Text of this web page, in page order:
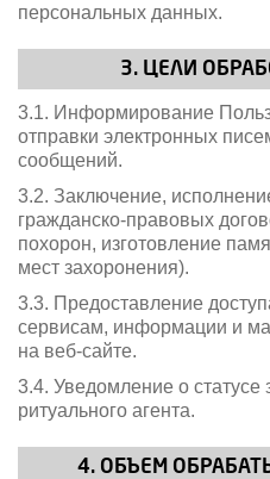
персональных данных.
3. ЦЕЛИ
3.1. Информирование
отправки электронных
сообщений.
3.2. Заключение,
гражданско-правовых
похорон, изготовление
мест захоронения).
3.3. Предоставление
сервисам, информации и
на веб-сайте.
3.4. Уведомление о статусе
ритуального агента.
4. ОБЪЕМ